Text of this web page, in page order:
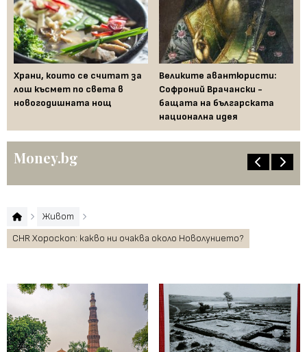
Храни, които се считат за
лош късмет по света в
новогодишната нощ
Великите авантюристи:
Софроний Врачански -
бащата на българската
национална идея
Money.bg
Живот
CHR Хороскоп: какво ни очаква около Новолунието?